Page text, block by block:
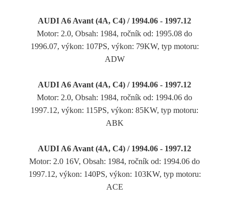
AUDI A6 Avant (4A, C4) / 1994.06 - 1997.12
Motor: 2.0, Obsah: 1984, ročník od: 1995.08 do
1996.07, výkon: 107PS, výkon: 79KW, typ motoru:
ADW
AUDI A6 Avant (4A, C4) / 1994.06 - 1997.12
Motor: 2.0, Obsah: 1984, ročník od: 1994.06 do
1997.12, výkon: 115PS, výkon: 85KW, typ motoru:
ABK
AUDI A6 Avant (4A, C4) / 1994.06 - 1997.12
Motor: 2.0 16V, Obsah: 1984, ročník od: 1994.06 do
1997.12, výkon: 140PS, výkon: 103KW, typ motoru:
ACE